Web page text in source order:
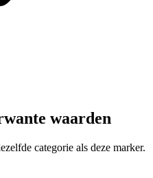
waarden
categorie als deze marker.